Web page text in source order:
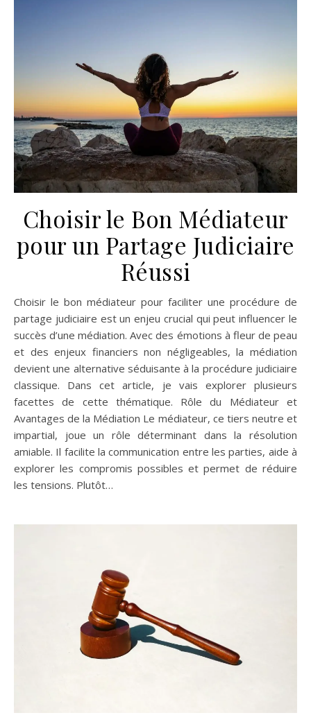
Choisir le Bon Médiateur
pour un Partage Judiciaire
Réussi
Choisir le bon médiateur pour faciliter une procédure de
partage judiciaire est un enjeu crucial qui peut influencer le
succès d’une médiation. Avec des émotions à fleur de peau
et des enjeux financiers non négligeables, la médiation
devient une alternative séduisante à la procédure judiciaire
classique. Dans cet article, je vais explorer plusieurs
facettes de cette thématique. Rôle du Médiateur et
Avantages de la Médiation Le médiateur, ce tiers neutre et
impartial, joue un rôle déterminant dans la résolution
amiable. Il facilite la communication entre les parties, aide à
explorer les compromis possibles et permet de réduire
les tensions. Plutôt…